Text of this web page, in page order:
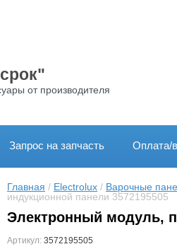
от производителя
Запрос на запчасть Оплата/
Главная / Electrolux / Варочные
индукционной панели 3572195505
Электронный модуль,
Артикул: 3572195505